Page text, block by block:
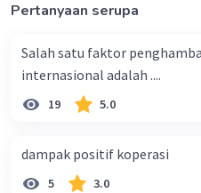
Pertanyaan serupa
Salah satu faktor
internasional adalah ....
19 5.0
dampak positif koperasi
5 3.0